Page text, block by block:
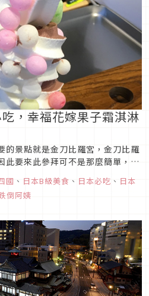
，幸福花嫁果子霜淇淋
的景點就是金刀比羅宮，金刀比羅
此要來此參拜可不是那麼簡單，首
不太一樣，是一路往上的坡道和階
爬，若是要到最裡面的奧宮的話
國 、 日本B級美食 、 日本必吃 、 日本
倒阿姨